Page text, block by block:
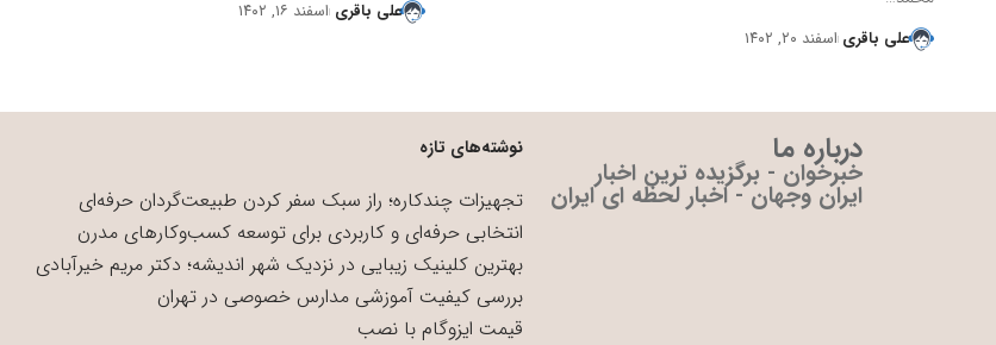
علی باقری اسفند ۲۰, ۱۴۰۲
علی باقری اسفند ۱۶, ۱۴۰۲
درباره ما
خبرخوان - برگزیده ترین اخبار
ایران وجهان - اخبار لحظه ای ایران
نوشته‌های تازه
تجهیزات چندکاره؛ راز سبک سفر کردن طبیعت‌گردان حرفه‌ای
انتخابی حرفه‌ای و کاربردی برای توسعه کسب‌وکارهای مدرن
بهترین کلینیک زیبایی در نزدیک شهر اندیشه؛ دکتر مریم خیرآبادی
بررسی کیفیت آموزشی مدارس خصوصی در تهران
قیمت ایزوگام با نصب